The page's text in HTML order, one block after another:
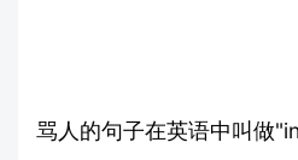
骂人的句子在英语中叫做